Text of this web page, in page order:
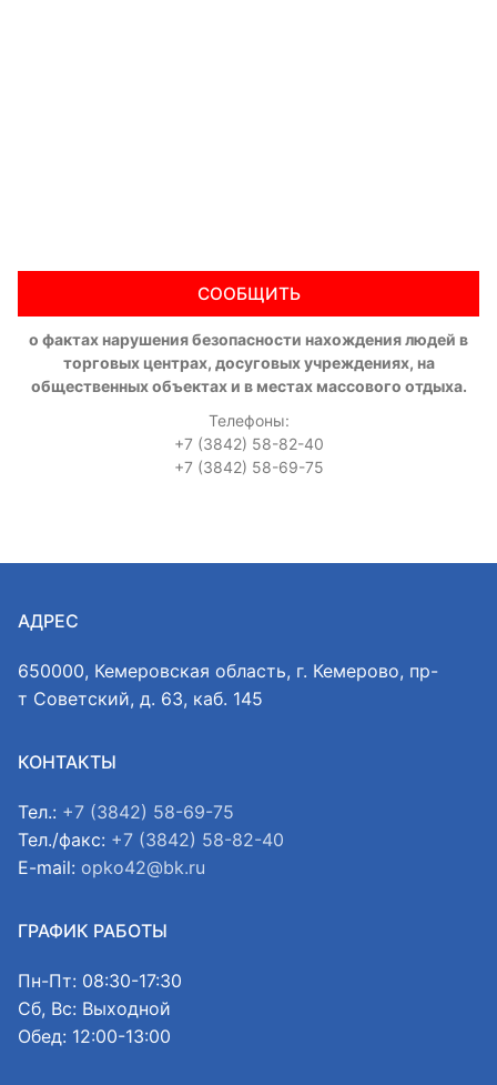
СООБЩИТЬ
о фактах нарушения безопасности нахождения людей в
торговых центрах, досуговых учреждениях, на
общественных объектах и в местах массового отдыха.
Телефоны:
+7 (3842) 58-82-40
+7 (3842) 58-69-75
АДРЕС
650000, Кемеровская область, г. Кемерово, пр-
т Советский, д. 63, каб. 145
КОНТАКТЫ
Тел.: +7 (3842) 58-69-75
Тел./факс: +7 (3842) 58-82-40
E-mail: opko42@bk.ru
ГРАФИК РАБОТЫ
Пн-Пт: 08:30-17:30
Сб, Вс: Выходной
Обед: 12:00-13:00